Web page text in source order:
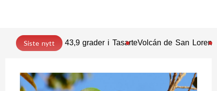
Siste nytt 43,9 grader i TasarteVolcán de San